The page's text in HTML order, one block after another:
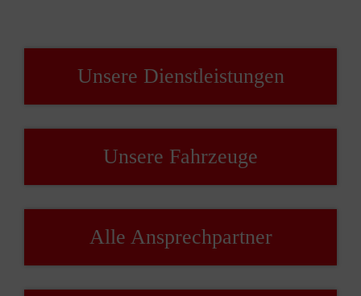
Unsere Dienstleistungen
Unsere Fahrzeuge
Alle Ansprechpartner